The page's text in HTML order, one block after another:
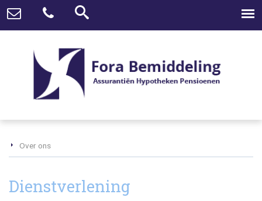
Over ons
Dienstverlening